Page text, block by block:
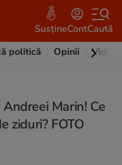
SusțineContCaută
politică Opinii Video
Marin! Ce
ziduri? FOTO